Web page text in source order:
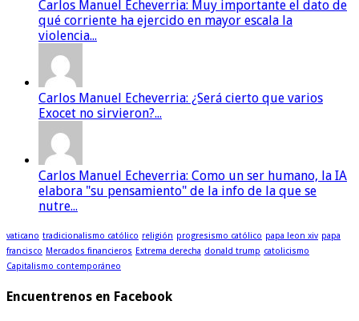
Carlos Manuel Echeverria: Muy importante el dato de
qué corriente ha ejercido en mayor escala la
violencia...
Carlos Manuel Echeverria: ¿Será cierto que varios
Exocet no sirvieron?...
Carlos Manuel Echeverria: Como un ser humano, la IA
elabora "su pensamiento" de la info de la que se
nutre...
vaticano tradicionalismo católico religión progresismo católico papa leon xiv papa
francisco Mercados financieros Extrema derecha donald trump catolicismo
Capitalismo contemporáneo
Encuentrenos en Facebook